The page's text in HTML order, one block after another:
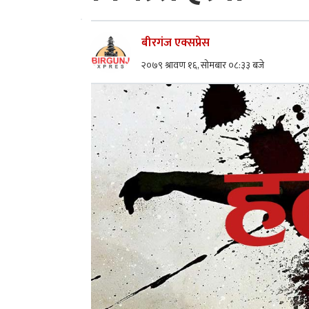
बीरगंज एक्सप्रेस
२०७९ श्रावण १६, सोमबार ०८:३३ बजे